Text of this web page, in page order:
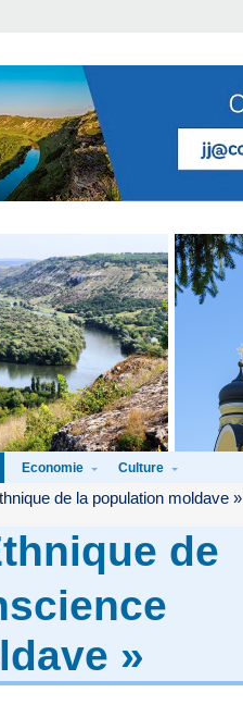
Economie Culture
de la population moldave »
de
»